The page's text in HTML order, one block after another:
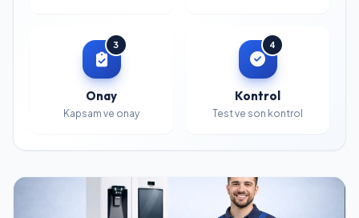
3
Onay
Kapsam ve onay
4
Kontrol
Test ve son kontrol